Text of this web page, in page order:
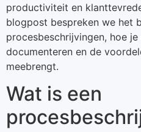
productiviteit en
blogpost bespreken we het
procesbeschrijvingen, hoe
documenteren en de
meebrengt.
Wat is een